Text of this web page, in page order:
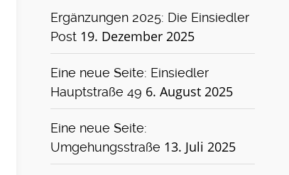
Ergänzungen 2025: Die Einsiedler
Post 19. Dezember 2025
Eine neue Seite: Einsiedler
Hauptstraße 49 6. August 2025
Eine neue Seite:
Umgehungsstraße 13. Juli 2025